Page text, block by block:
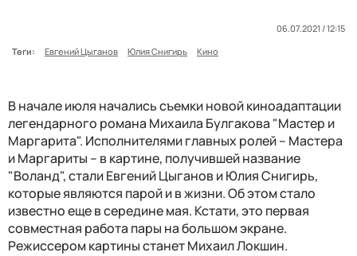
06.07.2021 / 12:15
Теги:
Евгений Цыганов Юлия Снигирь Кино
В начале июля начались съемки новой киноадаптации
легендарного романа Михаила Булгакова "Мастер и
Маргарита". Исполнителями главных ролей – Мастера
и Маргариты – в картине, получившей название
"Воланд", стали Евгений Цыганов и Юлия Снигирь,
которые являются парой и в жизни. Об этом стало
известно еще в середине мая. Кстати, это первая
совместная работа пары на большом экране.
Режиссером картины станет Михаил Локшин.